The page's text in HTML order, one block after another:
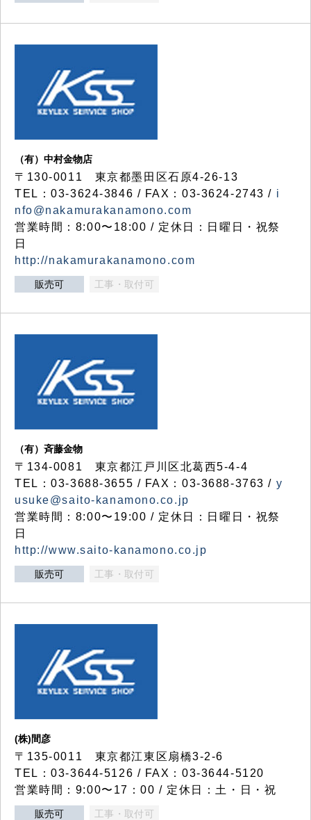
（有）中村金物店
〒130-0011 東京都墨田区石原4-26-13
TEL：03-3624-3846 / FAX：03-3624-2743 / i
nfo@nakamurakanamono.com
営業時間：8:00〜18:00 / 定休日：日曜日・祝祭
日
http://nakamurakanamono.com
販売可 工事・取付可
（有）斉藤金物
〒134-0081 東京都江戸川区北葛西5-4-4
TEL：03-3688-3655 / FAX：03-3688-3763 / y
usuke@saito-kanamono.co.jp
営業時間：8:00〜19:00 / 定休日：日曜日・祝祭
日
http://www.saito-kanamono.co.jp
販売可 工事・取付可
(株)間彦
〒135-0011 東京都江東区扇橋3-2-6
TEL：03-3644-5126 / FAX：03-3644-5120
営業時間：9:00〜17：00 / 定休日：土・日・祝
販売可 工事・取付可